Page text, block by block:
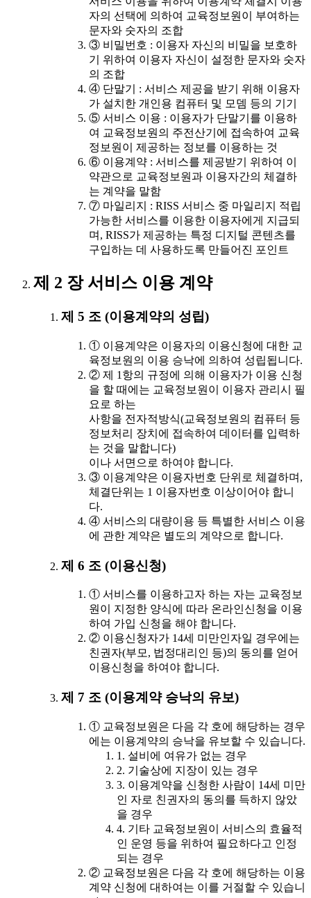
자의 선택에 의하여 교육정보원이 부여하는
문자와 숫자의 조합
③ 비밀번호 : 이용자 자신의 비밀을 보호하
기 위하여 이용자 자신이 설정한 문자와 숫자
의 조합
④ 단말기 : 서비스 제공을 받기 위해 이용자
가 설치한 개인용 컴퓨터 및 모뎀 등의 기기
⑤ 서비스 이용 : 이용자가 단말기를 이용하
여 교육정보원의 주전산기에 접속하여 교육
정보원이 제공하는 정보를 이용하는 것
⑥ 이용계약 : 서비스를 제공받기 위하여 이
약관으로 교육정보원과 이용자간의 체결하
는 계약을 말함
⑦ 마일리지 : RISS 서비스 중 마일리지 적립
가능한 서비스를 이용한 이용자에게 지급되
며, RISS가 제공하는 특정 디지털 콘텐츠를
구입하는 데 사용하도록 만들어진 포인트
제 2 장 서비스 이용 계약
제 5 조 (이용계약의 성립)
① 이용계약은 이용자의 이용신청에 대한 교
육정보원의 이용 승낙에 의하여 성립됩니다.
② 제 1항의 규정에 의해 이용자가 이용 신청
을 할 때에는 교육정보원이 이용자 관리시 필
요로 하는
사항을 전자적방식(교육정보원의 컴퓨터 등
정보처리 장치에 접속하여 데이터를 입력하
는 것을 말합니다)
이나 서면으로 하여야 합니다.
③ 이용계약은 이용자번호 단위로 체결하며,
체결단위는 1 이용자번호 이상이어야 합니
다.
④ 서비스의 대량이용 등 특별한 서비스 이용
에 관한 계약은 별도의 계약으로 합니다.
제 6 조 (이용신청)
① 서비스를 이용하고자 하는 자는 교육정보
원이 지정한 양식에 따라 온라인신청을 이용
하여 가입 신청을 해야 합니다.
② 이용신청자가 14세 미만인자일 경우에는
친권자(부모, 법정대리인 등)의 동의를 얻어
이용신청을 하여야 합니다.
제 7 조 (이용계약 승낙의 유보)
① 교육정보원은 다음 각 호에 해당하는 경우
에는 이용계약의 승낙을 유보할 수 있습니다.
1. 설비에 여유가 없는 경우
2. 기술상에 지장이 있는 경우
3. 이용계약을 신청한 사람이 14세 미만
인 자로 친권자의 동의를 득하지 않았
을 경우
4. 기타 교육정보원이 서비스의 효율적
인 운영 등을 위하여 필요하다고 인정
되는 경우
② 교육정보원은 다음 각 호에 해당하는 이용
계약 신청에 대하여는 이를 거절할 수 있습니